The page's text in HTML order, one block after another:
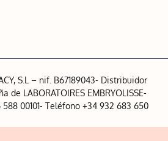
S.L – nif. B67189043- Distribuidor
de LABORATOIRES EMBRYOLISSE-
00101- Teléfono +34 932 683 650